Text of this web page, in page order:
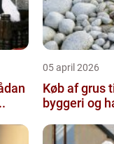
05 april 2026
Køb af grus